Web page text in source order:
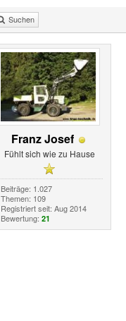
Suchen
Franz Josef
Fühlt sich wie zu Hause
Beiträge: 1.027
Themen: 109
Registriert seit: Aug 2014
Bewertung: 21